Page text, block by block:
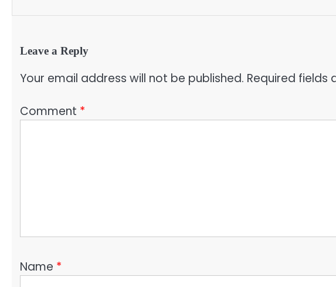
Leave a Reply
Your email address will not be published. Required fields
Comment *
Name *